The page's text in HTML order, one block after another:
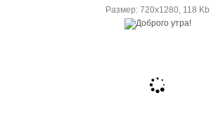
Размер: 720х1280, 118 Kb